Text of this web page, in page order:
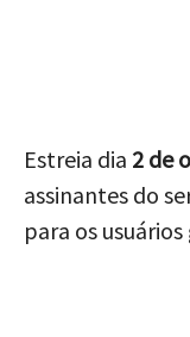
Estreia dia 2 de
assinantes do
para os